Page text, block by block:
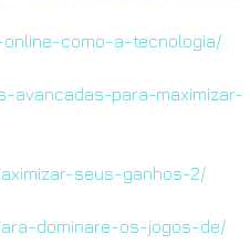
como-a-tecnologia/
avancadas-para-maximizar-
seus-ganhos-2/
dominare-os-jogos-de/